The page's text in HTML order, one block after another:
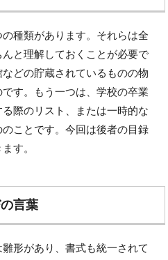
種類があります。それらは全
と理解しておくことが必要で
どの貯蔵されているものの物
す。もう一つは、学校の卒業
際のリスト、または一時的な
ことです。今回は後者の目録
す。
言葉
形があり、書式も統一されて